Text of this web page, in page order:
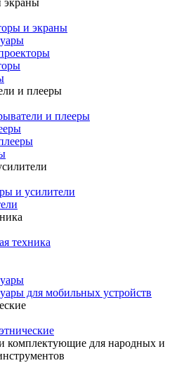
экраны
и экраны
и плееры
и плееры
и усилители
техника
для мобильных устройств
комплектующие для народных и